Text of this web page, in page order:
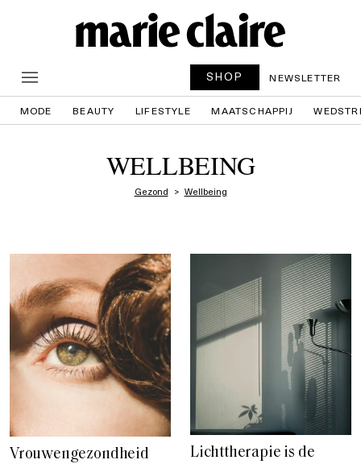
SHOP NEWSLETTER
MODE BEAUTY LIFESTYLE MAATSCHAPPIJ
WELLBEING
Gezond Wellbeing
Vrouwengezondheid
Lichttherapie is de